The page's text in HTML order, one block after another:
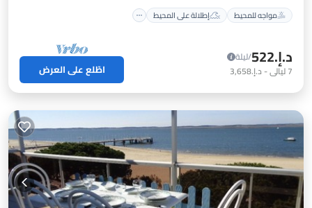
مواجه للمحيط
إطلالة على المحيط
د.إ.‏522
/ليلة
7ليالي- د.إ.‏3,658 اطّلع على العرض